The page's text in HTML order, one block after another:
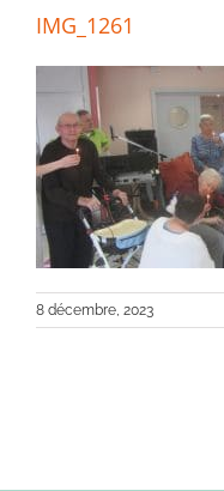
IMG_1261
8 décembre, 2023